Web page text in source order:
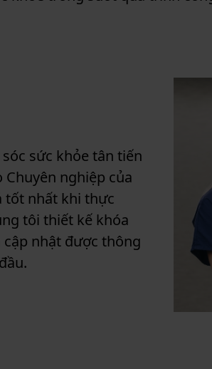
sức khỏe tân tiến
nghiệp của
tốt nhất khi thực
tôi thiết kế khóa
nhật được thông